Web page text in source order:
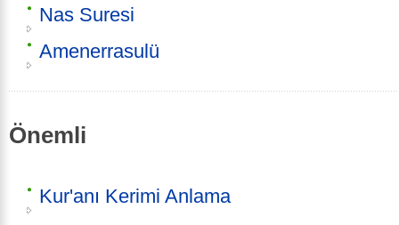
Nas Suresi
Amenerrasulü
Önemli
Kur'anı Kerimi Anlama